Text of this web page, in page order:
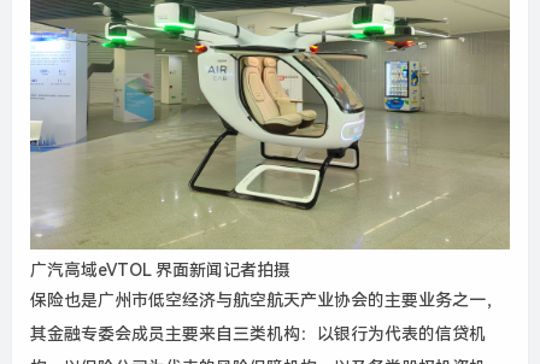
广汽高域eVTOL 界面新闻记者拍摄
保险也是广州市低空经济与航空航天产业协会的主要业务之一，
其金融专委会成员主要来自三类机构：以银行为代表的信贷机